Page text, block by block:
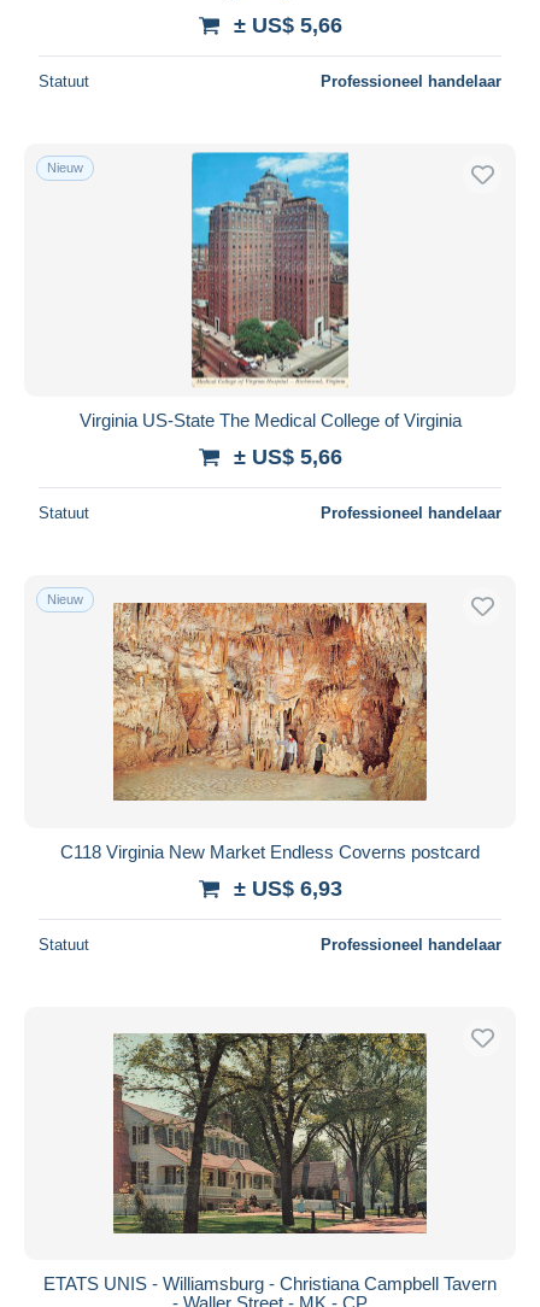
± US$ 5,66
Statuut Professioneel handelaar
Nieuw
Virginia US-State The Medical College of Virginia
± US$ 5,66
Statuut Professioneel handelaar
Nieuw
C118 Virginia New Market Endless Coverns postcard
± US$ 6,93
Statuut Professioneel handelaar
ETATS UNIS - Williamsburg - Christiana Campbell Tavern
- Waller Street - MK - CP